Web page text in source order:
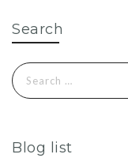
Search
Search
for:
Blog list